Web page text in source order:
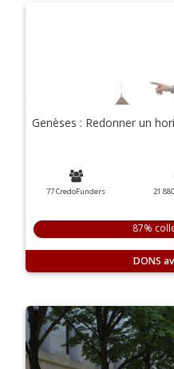
Genèses : Redonner un
77 CredoFunders 21
87%
DONS